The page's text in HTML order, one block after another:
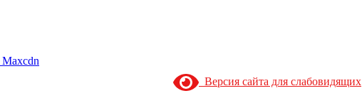
Maxcdn
Версия сайта для слабовидящих